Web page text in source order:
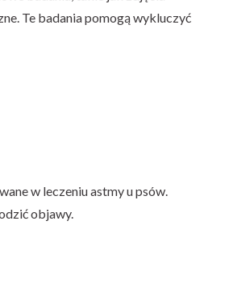
Te badania pomogą wykluczyć
w leczeniu astmy u psów.
objawy.